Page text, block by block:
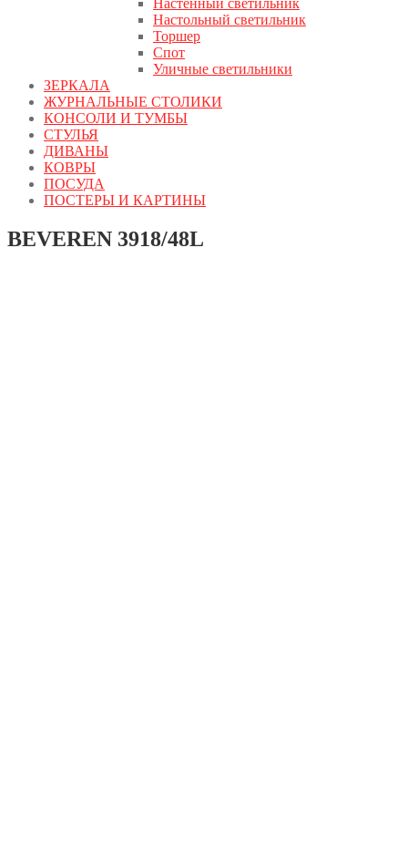
Настенный светильник
Настольный светильник
Торшер
Спот
Уличные светильники
ЗЕРКАЛА
ЖУРНАЛЬНЫЕ СТОЛИКИ
КОНСОЛИ И ТУМБЫ
СТУЛЬЯ
ДИВАНЫ
КОВРЫ
ПОСУДА
ПОСТЕРЫ И КАРТИНЫ
BEVEREN 3918/48L